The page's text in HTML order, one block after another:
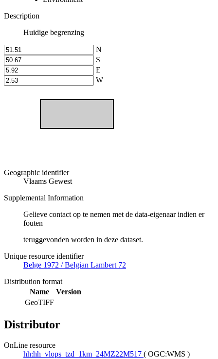
Description
Huidige begrenzing
N
S
E
W
Geographic identifier
Vlaams Gewest
Supplemental Information
Gelieve contact op te nemen met de data-eigenaar indien er
fouten
teruggevonden worden in deze dataset.
Unique resource identifier
Belge 1972 / Belgian Lambert 72
Distribution format
Name
Version
GeoTIFF
Distributor
OnLine resource
hh:hh_vlops_tzd_1km_24MZ22M517 ( OGC:WMS )